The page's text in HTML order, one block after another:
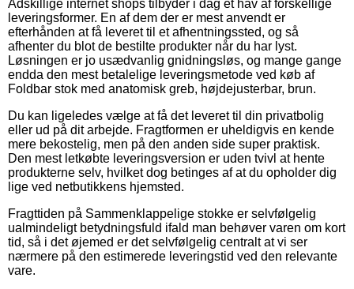
Adskillige internet shops tilbyder i dag et hav af forskellige
leveringsformer. En af dem der er mest anvendt er
efterhånden at få leveret til et afhentningssted, og så
afhenter du blot de bestilte produkter når du har lyst.
Løsningen er jo usædvanlig gnidningsløs, og mange gange
endda den mest betalelige leveringsmetode ved køb af
Foldbar stok med anatomisk greb, højdejusterbar, brun.
Du kan ligeledes vælge at få det leveret til din privatbolig
eller ud på dit arbejde. Fragtformen er uheldigvis en kende
mere bekostelig, men på den anden side super praktisk.
Den mest letkøbte leveringsversion er uden tvivl at hente
produkterne selv, hvilket dog betinges af at du opholder dig
lige ved netbutikkens hjemsted.
Fragttiden på Sammenklappelige stokke er selvfølgelig
ualmindeligt betydningsfuld ifald man behøver varen om kort
tid, så i det øjemed er det selvfølgelig centralt at vi ser
nærmere på den estimerede leveringstid ved den relevante
vare.